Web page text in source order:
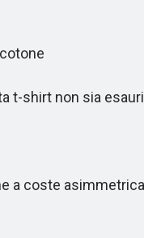
shirt non sia
a coste asimmetrica